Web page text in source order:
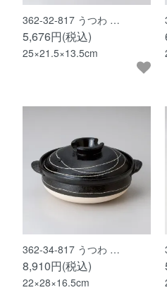
362-32-817 うつわ …
5,676円(税込)
25×21.5×13.5cm
362-34-817 うつわ …
8,910円(税込)
22×28×16.5cm